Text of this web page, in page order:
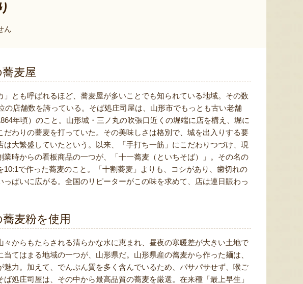
ん
麦屋
」とも呼ばれるほど、蕎麦屋が多いことでも知られている地域。その数
の店舗数を誇っている。そば処庄司屋は、山形市でもっとも古い老舗
年頃）のこと。山形城・三ノ丸の吹張口近くの堀端に店を構え、堀に
わりの蕎麦を打っていた。その美味しさは格別で、城を出入りする要
は大繁盛していたという。以来、「手打ち一筋」にこだわりつづけ、現
時からの看板商品の一つが、「十一蕎麦（といちそば）」。その名の
10:1で作った蕎麦のこと。「十割蕎麦」よりも、コシがあり、歯切れの
っぱいに広がる。全国のリピーターがこの味を求めて、店は連日賑わっ
麦粉を使用
からもたらされる清らかな水に恵まれ、昼夜の寒暖差が大きい土地で
てはまる地域の一つが、山形県だ。山形県産の蕎麦から作った麺は、
魅力。加えて、でんぷん質を多く含んでいるため、パサパサせず、喉ご
処庄司屋は、その中から最高品質の蕎麦を厳選。在来種「最上早生」